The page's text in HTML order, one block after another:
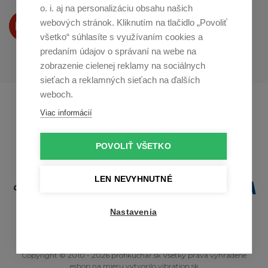
o. i. aj na personalizáciu obsahu našich
webových stránok. Kliknutím na tlačidlo „Povoliť
všetko“ súhlasíte s využívaním cookies a
predaním údajov o správaní na webe na
zobrazenie cielenej reklamy na sociálnych
sieťach a reklamných sieťach na ďalších
weboch.
Viac informácií
POVOLIŤ VŠETKO
LEN NEVYHNUTNÉ
Nastavenia
Produkty Vám predstavujeme
na Youtube
Profikuchař.cz
Copyright © 2010 - 2026 profikuchar.sk Všetky práva vyhradené
eshop na mieru vytvorilo vibration.sk